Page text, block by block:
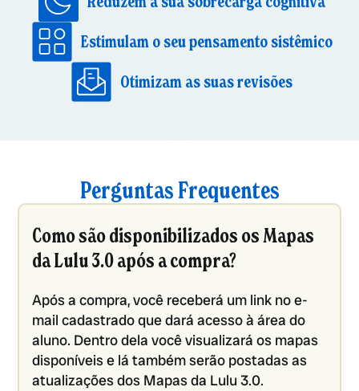
Estimulam o seu pensamento sistêmico
Otimizam as suas revisões
Perguntas Frequentes
Como são disponibilizados os Mapas
da Lulu 3.0 após a compra?
Após a compra, você receberá um link no e-
mail cadastrado que dará acesso à área do
aluno. Dentro dela você visualizará os mapas
disponíveis e lá também serão postadas as
atualizações dos Mapas da Lulu 3.0.